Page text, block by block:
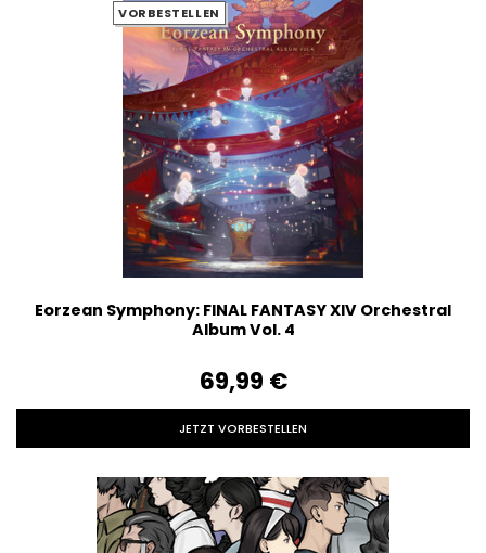
VORBESTELLEN
Eorzean Symphony: FINAL FANTASY XIV Orchestral
Album Vol. 4
69,99‎ ‎€
JETZT VORBESTELLEN